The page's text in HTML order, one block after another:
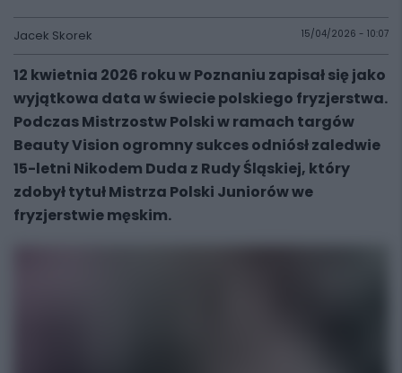
Jacek Skorek 15/04/2026 - 10:07
12 kwietnia 2026 roku w Poznaniu zapisał się jako
wyjątkowa data w świecie polskiego fryzjerstwa.
Podczas Mistrzostw Polski w ramach targów
Beauty Vision ogromny sukces odniósł zaledwie
15-letni Nikodem Duda z Rudy Śląskiej, który
zdobył tytuł Mistrza Polski Juniorów we
fryzjerstwie męskim.